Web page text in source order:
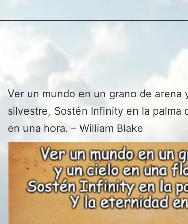
Ver un mundo en un grano de arena
silvestre, Sostén Infinity en la palma
en una hora. – William Blake